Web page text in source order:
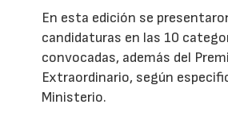
En esta edición se
candidaturas en las 10
convocadas, además del
Extraordinario, según
Ministerio.